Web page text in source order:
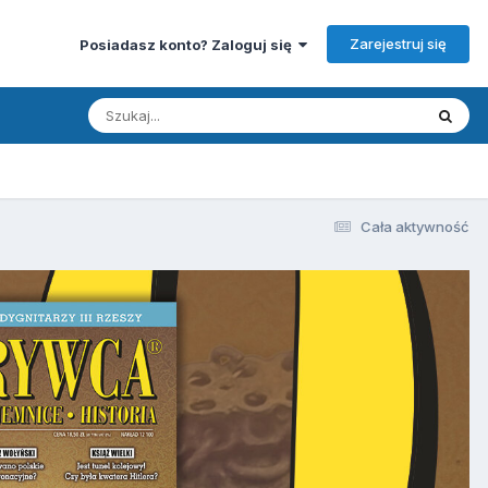
Posiadasz konto? Zaloguj się Zarejestruj się
Cała aktywność